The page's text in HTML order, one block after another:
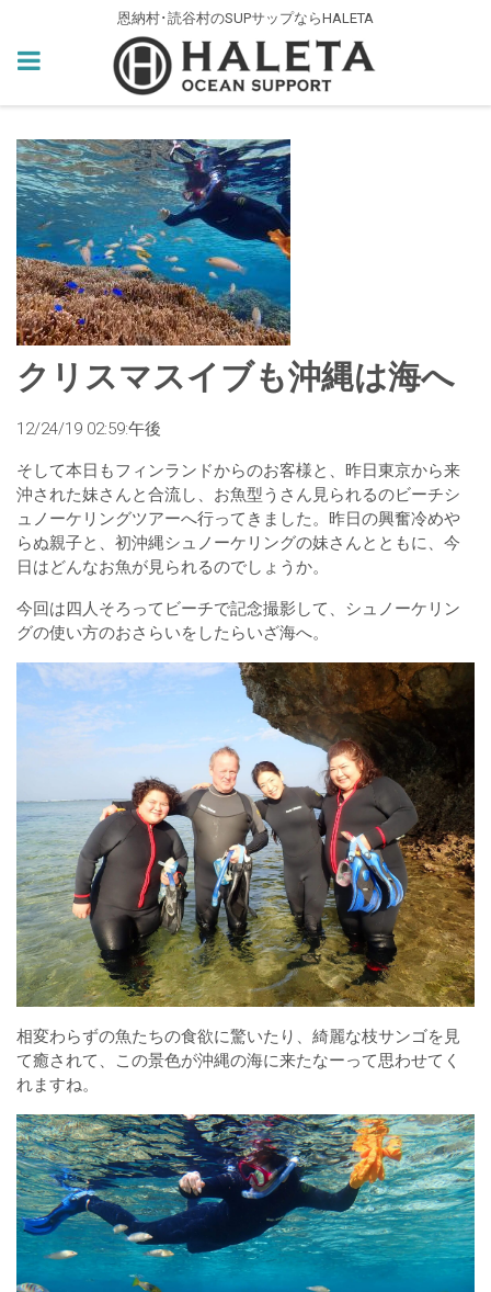
恩納村･読谷村のSUPサップならHALETA
クリスマスイブも沖縄は海へ
12/24/19 02:59:午後
そして本日もフィンランドからのお客様と、昨日東京から来
沖された妹さんと合流し、お魚型うさん見られるのビーチシ
ュノーケリングツアーへ行ってきました。昨日の興奮冷めや
らぬ親子と、初沖縄シュノーケリングの妹さんとともに、今
日はどんなお魚が見られるのでしょうか。
今回は四人そろってビーチで記念撮影して、シュノーケリン
グの使い方のおさらいをしたらいざ海へ。
相変わらずの魚たちの食欲に驚いたり、綺麗な枝サンゴを見
て癒されて、この景色が沖縄の海に来たなーって思わせてく
れますね。